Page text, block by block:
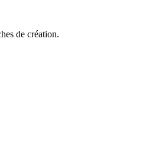
de création.